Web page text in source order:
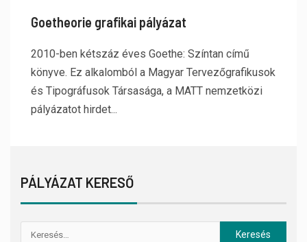
Goetheorie grafikai pályázat
2010-ben kétszáz éves Goethe: Színtan című
könyve. Ez alkalomból a Magyar Tervezőgrafikusok
és Tipográfusok Társasága, a MATT nemzetközi
pályázatot hirdet...
PÁLYÁZAT KERESŐ